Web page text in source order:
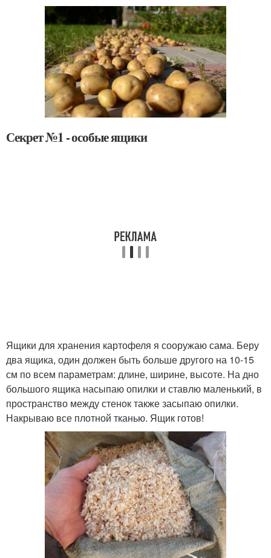
Секрет №1 - особые ящики
Ящики для хранения картофеля я сооружаю сама. Беру
два ящика, один должен быть больше другого на 10-15
см по всем параметрам: длине, ширине, высоте. На дно
большого ящика насыпаю опилки и ставлю маленький, в
пространство между стенок также засыпаю опилки.
Накрываю все плотной тканью. Ящик готов!